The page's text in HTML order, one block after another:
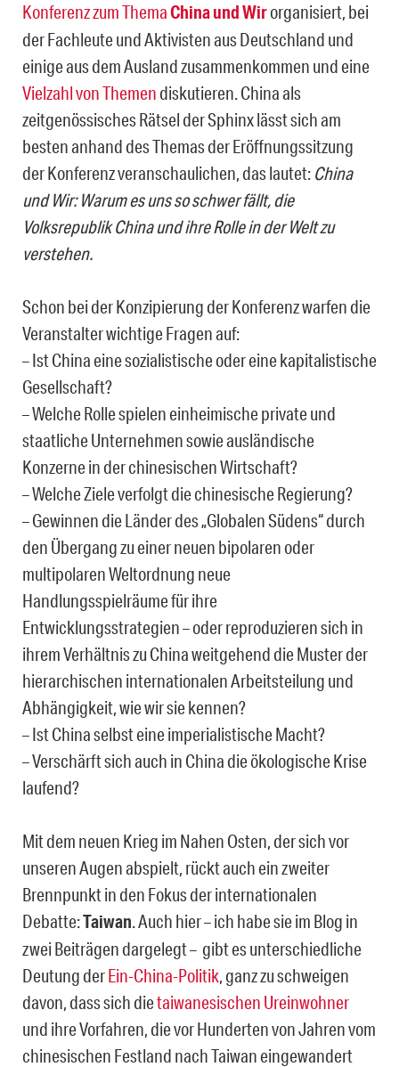
Konferenz zum ThemaChina und Wirorganisiert, bei
der Fachleute und Aktivisten aus Deutschland und
einige aus dem Ausland zusammenkommen und eine
Vielzahl von Themendiskutieren. China als
zeitgenössisches Rätsel der Sphinx lässt sich am
besten anhand des Themas der Eröffnungssitzung
der Konferenz veranschaulichen, das lautet: China
und Wir: Warum es uns so schwer fällt, die
Volksrepublik China und ihre Rolle in der Welt zu
verstehen.
Schon bei der Konzipierung der Konferenz warfen die
Veranstalter wichtige Fragen auf:
– Ist China eine sozialistische oder eine kapitalistische
Gesellschaft?
– Welche Rolle spielen einheimische private und
staatliche Unternehmen sowie ausländische
Konzerne in der chinesischen Wirtschaft?
– Welche Ziele verfolgt die chinesische Regierung?
– Gewinnen die Länder des „Globalen Südens“ durch
den Übergang zu einer neuen bipolaren oder
multipolaren Weltordnung neue
Handlungsspielräume für ihre
Entwicklungsstrategien – oder reproduzieren sich in
ihrem Verhältnis zu China weitgehend die Muster der
hierarchischen internationalen Arbeitsteilung und
Abhängigkeit, wie wir sie kennen?
– Ist China selbst eine imperialistische Macht?
– Verschärft sich auch in China die ökologische Krise
laufend?
Mit dem neuen Krieg im Nahen Osten, der sich vor
unseren Augen abspielt, rückt auch ein zweiter
Brennpunkt in den Fokus der internationalen
Debatte:Taiwan. Auch hier – ich habe sie im Blog in
zwei Beiträgen dargelegt – gibt es unterschiedliche
Deutung derEin-China-Politik, ganz zu schweigen
davon, dass sich dietaiwanesischen Ureinwohner
und ihre Vorfahren, die vor Hunderten von Jahren vom
chinesischen Festland nach Taiwan eingewandert